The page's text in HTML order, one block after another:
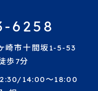
6258
市十間坂1-5-53
歩7分
12:30/14:00〜18:00